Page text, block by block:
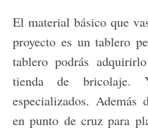
El material básico que
proyecto es un tablero
tablero podrás
tienda de
especializados. Además
en punto de cruz para